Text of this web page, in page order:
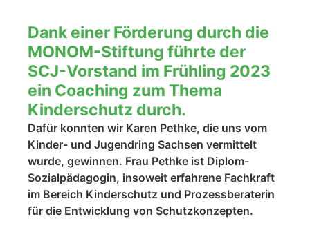
Dank einer Förderung durch die
MONOM-Stiftung führte der
SCJ-Vorstand im Frühling 2023
ein Coaching zum Thema
Kinderschutz durch.
Dafür konnten wir Karen Pethke, die uns vom
Kinder- und Jugendring Sachsen vermittelt
wurde, gewinnen. Frau Pethke ist Diplom-
Sozialpädagogin, insoweit erfahrene Fachkraft
im Bereich Kinderschutz und Prozessberaterin
für die Entwicklung von Schutzkonzepten.